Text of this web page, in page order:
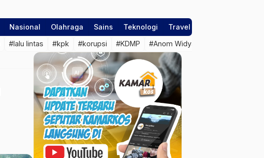
Nasional Olahraga Sains Teknologi Travel
#lalu lintas #kpk #korupsi #KDMP #Anom Widyantoro